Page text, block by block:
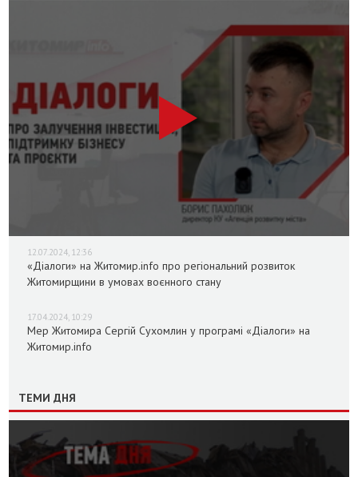
12.07.2024, 12:36
«Діалоги» на Житомир.info про регіональний розвиток
Житомирщини в умовах воєнного стану
17.04.2024, 10:29
Мер Житомира Сергій Сухомлин у програмі «Діалоги» на
Житомир.info
ТЕМИ ДНЯ